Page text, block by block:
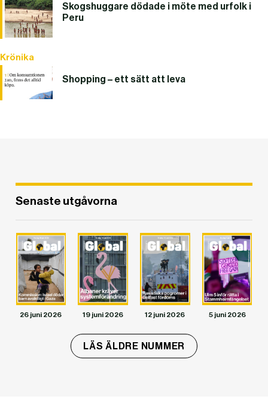
Skogshuggare dödade i möte med urfolk i
Peru
Krönika
Shopping – ett sätt att leva
Senaste utgåvorna
26 juni 2026 19 juni 2026 12 juni 2026 5 juni 2026
LÄS ÄLDRE NUMMER